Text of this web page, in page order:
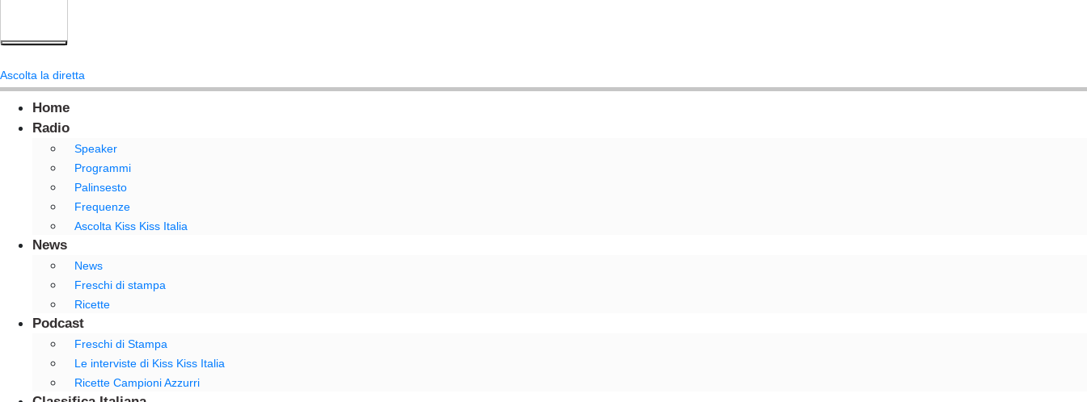
Ascolta la diretta
Home
Radio
Speaker
Programmi
Palinsesto
Frequenze
Ascolta Kiss Kiss Italia
News
News
Freschi di stampa
Ricette
Podcast
Freschi di Stampa
Le interviste di Kiss Kiss Italia
Ricette Campioni Azzurri